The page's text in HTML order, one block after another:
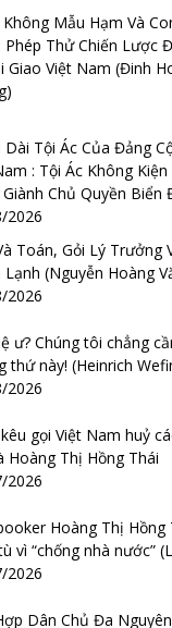
Không Mẫu Hạm Và
Phép Thử Chiến Lược
Giao Việt Nam (Đinh
Dài Tội Ác Của Đảng
: Tội Ác Không
Chủ Quyền Biển
2026
Toán, Gỏi Lý Trưởng
Lạnh (Nguyễn Hoàng
2026
ư? Chúng tôi chẳng
thứ này! (Heinrich
2026
kêu gọi Việt Nam huỷ
Hoàng Thị Hồng Thái
2026
Hoàng Thị Hồng
vì “chống nhà nước”
2026
Dân Chủ Đa